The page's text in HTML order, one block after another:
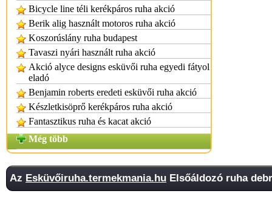
Bicycle line téli kerékpáros ruha akció
Berik alig használt motoros ruha akció
Koszorúslány ruha budapest
Tavaszi nyári használt ruha akció
Akció alyce designs esküvői ruha egyedi fátyol
eladó
Benjamin roberts eredeti esküvői ruha akció
Készletkisöprő kerékpáros ruha akció
Fantasztikus ruha és kacat akció
Még több
Az Esküvőiruha.termekmania.hu Elsőáldozó ruha